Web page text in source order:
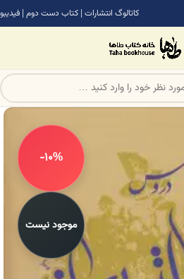
کاتالوگ انتشارات | کتاب دست دوم | فیدیبو
-10%
موجود نیست